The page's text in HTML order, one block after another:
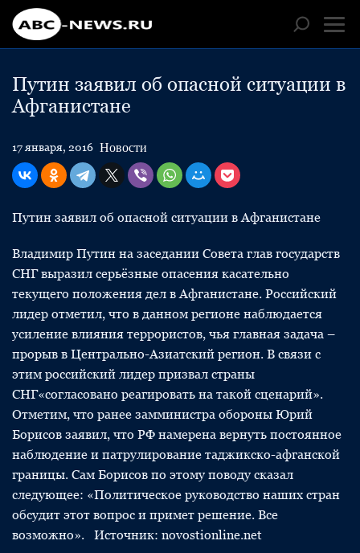
Путин заявил об опасной ситуации в
Афганистане
17 января, 2016 Новости
Путин заявил об опасной ситуации в Афганистане
Владимир Путин на заседании Совета глав государств
СНГ выразил серьёзные опасения касательно
текущего положения дел в Афганистане. Российский
лидер отметил, что в данном регионе наблюдается
усиление влияния террористов, чья главная задача –
прорыв в Центрально-Азиатский регион. В связи с
этим российский лидер призвал страны
СНГ«согласовано реагировать на такой сценарий».
Отметим, что ранее замминистра обороны Юрий
Борисов заявил, что РФ намерена вернуть постоянное
наблюдение и патрулирование таджикско-афганской
границы. Сам Борисов по этому поводу сказал
следующее: «Политическое руководство наших стран
обсудит этот вопрос и примет решение. Все
возможно». Источник: novostionline.net